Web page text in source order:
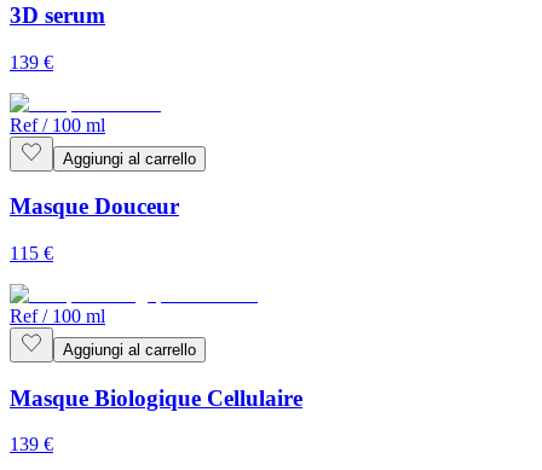
3D serum
139 €
Ref/ 100 ml
Aggiungi al carrello
Masque Douceur
115 €
Ref/ 100 ml
Aggiungi al carrello
Masque Biologique Cellulaire
139 €